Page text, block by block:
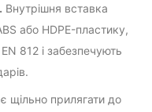
Внутрішня вставка
або HDPE-пластику,
812 і забезпечують
щільно прилягати до